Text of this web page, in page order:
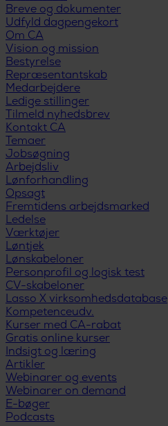
Breve og dokumenter
Udfyld dagpengekort
Om CA
Vision og mission
Bestyrelse
Repræsentantskab
Medarbejdere
Ledige stillinger
Tilmeld nyhedsbrev
Kontakt CA
Temaer
Jobsøgning
Arbejdsliv
Lønforhandling
Opsagt
Fremtidens arbejdsmarked
Ledelse
Værktøjer
Løntjek
Lønskabeloner
Personprofil og logisk test
CV-skabeloner
Lasso X virksomhedsdatabase
Kompetenceudv.
Kurser med CA-rabat
Gratis online kurser
Indsigt og læring
Artikler
Webinarer og events
Webinarer on demand
E-bøger
Podcasts